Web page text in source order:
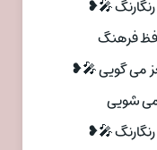
🎤❥
فرهنگ
می گویی 🎤❥
می شویی
🎤❥